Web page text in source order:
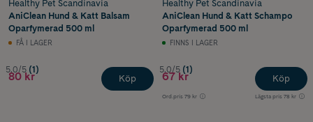
Healthy Pet Scandinavia
AniClean Hund & Katt Balsam
Oparfymerad 500 ml
FÅ I LAGER
5.0/5 (1)
80 kr Köp
Healthy Pet Scandinavia
AniClean Hund & Katt Schampo
Oparfymerad 500 ml
FINNS I LAGER
5.0/5 (1)
67 kr
Ord.pris 79 kr Lägsta pris 78 kr
Köp